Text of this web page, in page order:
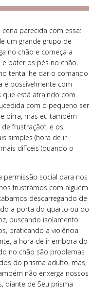
parecida com essa:
um grande grupo de
no chão e começa a
bater os pés no chão,
tenta lhe dar o comando
e possivelmente com
que está atraindo com
com o pequeno ser
birra, mas eu também
frustração”, e os
simples (hora de ir
difíceis (quando o
social para nos
frustramos com alguém
descarregando de
a porta do quarto ou do
buscando isolamento
praticando a violência
a hora de ir embora do
no chão são problemas
do prisma adulto, mas,
não enxerga nossos
diante de Seu prisma